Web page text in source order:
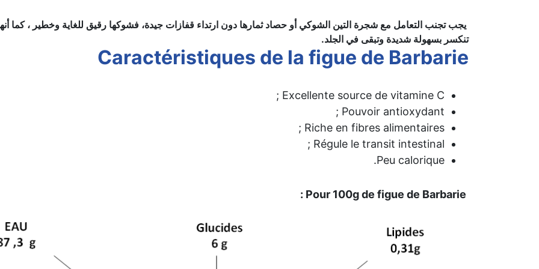
يجب تجنب التعامل مع شجرة التين الشوكي أو حصاد ثمارها دون ارتداء قفازات جيدة، فشوكها رقيق للغاية وخطير ، كما
تنكسر بسهولة شديدة وتبقى في الجلد.
Caractéristiques de la figue de Barbarie
Excellente source de vitamine C ;
Pouvoir antioxydant ;
Riche en fibres alimentaires ;
Régule le transit intestinal ;
Peu calorique.
Pour 100g de figue de Barbarie :